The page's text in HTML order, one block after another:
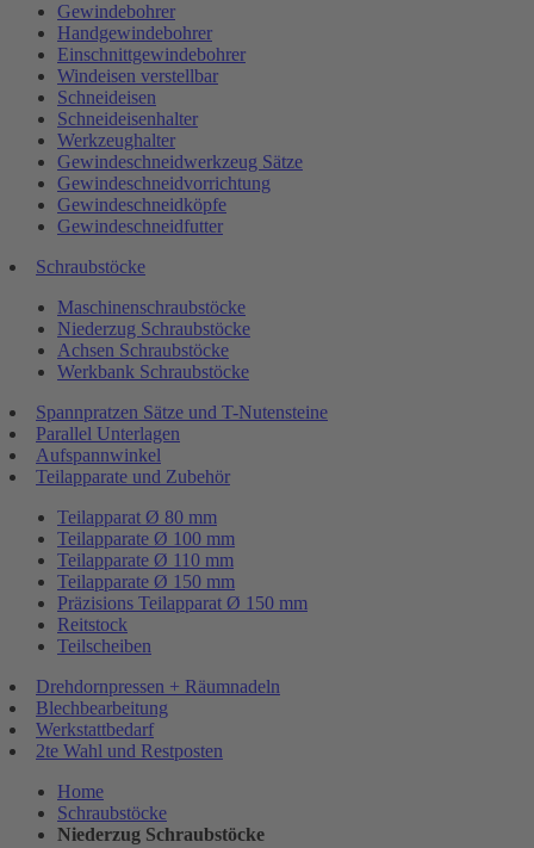
Gewindebohrer
Handgewindebohrer
Einschnittgewindebohrer
Windeisen verstellbar
Schneideisen
Schneideisenhalter
Werkzeughalter
Gewindeschneidwerkzeug Sätze
Gewindeschneidvorrichtung
Gewindeschneidköpfe
Gewindeschneidfutter
Schraubstöcke
Maschinenschraubstöcke
Niederzug Schraubstöcke
Achsen Schraubstöcke
Werkbank Schraubstöcke
Spannpratzen Sätze und T-Nutensteine
Parallel Unterlagen
Aufspannwinkel
Teilapparate und Zubehör
Teilapparat Ø 80 mm
Teilapparate Ø 100 mm
Teilapparate Ø 110 mm
Teilapparate Ø 150 mm
Präzisions Teilapparat Ø 150 mm
Reitstock
Teilscheiben
Drehdornpressen + Räumnadeln
Blechbearbeitung
Werkstattbedarf
2te Wahl und Restposten
Home
Schraubstöcke
Niederzug Schraubstöcke